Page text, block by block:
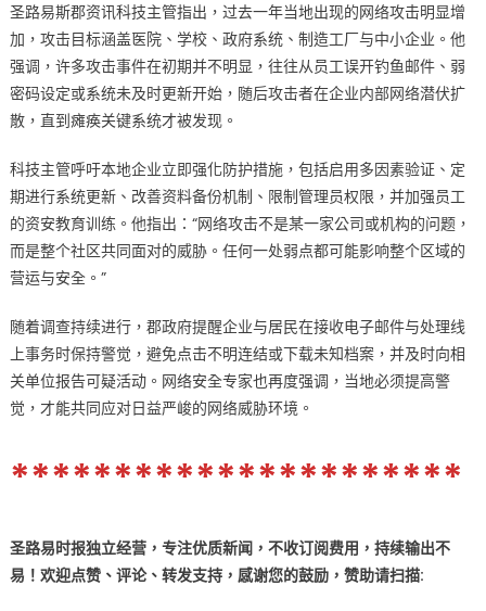
圣路易斯郡资讯科技主管指出，过去一年当地出现的网络攻击明显增
加，攻击目标涵盖医院、学校、政府系统、制造工厂与中小企业。他
强调，许多攻击事件在初期并不明显，往往从员工误开钓鱼邮件、弱
密码设定或系统未及时更新开始，随后攻击者在企业内部网络潜伏扩
散，直到瘫痪关键系统才被发现。
科技主管呼吁本地企业立即强化防护措施，包括启用多因素验证、定
期进行系统更新、改善资料备份机制、限制管理员权限，并加强员工
的资安教育训练。他指出：“网络攻击不是某一家公司或机构的问题，
而是整个社区共同面对的威胁。任何一处弱点都可能影响整个区域的
营运与安全。”
随着调查持续进行，郡政府提醒企业与居民在接收电子邮件与处理线
上事务时保持警觉，避免点击不明连结或下载未知档案，并及时向相
关单位报告可疑活动。网络安全专家也再度强调，当地必须提高警
觉，才能共同应对日益严峻的网络威胁环境。
**********************
圣路易时报独立经营，专注优质新闻，不收订阅费用，持续输出不
易！欢迎点赞、评论、转发支持，感谢您的鼓励， 赞助请扫描: